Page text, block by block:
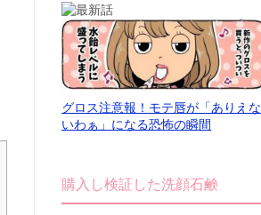
グロス注意報！モテ唇が「ありえな
いわぁ」になる恐怖の瞬間
購入し検証した洗顔石鹸